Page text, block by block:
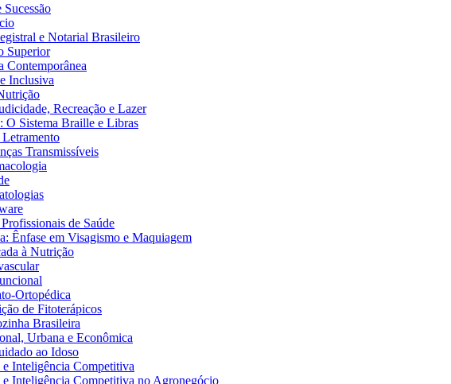
e Notarial Brasileiro
Superior
Contemporânea
Inclusiva
Recreação e Lazer
O Sistema Braille e Libras
Transmissíveis
de Saúde
Ênfase em Visagismo e Maquiagem
à Nutrição
Ortopédica
de Fitoterápicos
Brasileira
Urbana e Econômica
ao Idoso
Inteligência Competitiva
Inteligência Competitiva no Agronegócio